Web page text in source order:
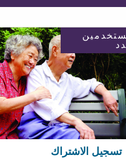
تسجيل الاشتراك